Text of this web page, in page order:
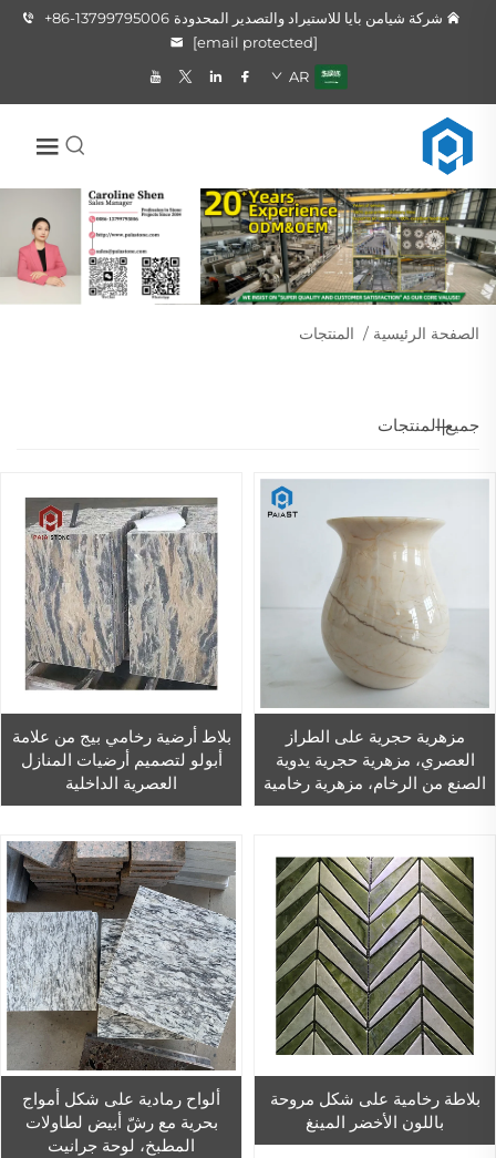
شركة شيامن بايا للاستيراد والتصدير المحدودة +86-13799795006
[email protected]
AR
الصفحة الرئيسية / المنتجات
جميع المنتجات
مزهرية حجرية على الطراز
العصري، مزهرية حجرية يدوية
الصنع من الرخام، مزهرية رخامية
للزهور
بلاط أرضية رخامي بيج من علامة
أبولو لتصميم أرضيات المنازل
العصرية الداخلية
بلاطة رخامية على شكل مروحة
باللون الأخضر المينغ
ألواح رمادية على شكل أمواج
بحرية مع رشّ أبيض لطاولات
المطبخ، لوحة جرانيت